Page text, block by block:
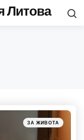
Литова
Categories
Posted
in
ЗА ЖИВОТА